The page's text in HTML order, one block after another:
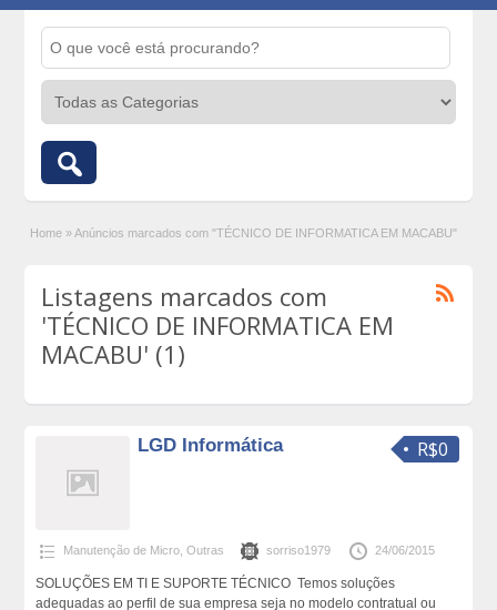
Home » Anúncios marcados com "TÉCNICO DE INFORMATICA EM MACABU"
Listagens marcados com
'TÉCNICO DE INFORMATICA EM
MACABU' (1)
R$0
LGD Informática
Manutenção de Micro, Outras sorriso1979 24/06/2015
SOLUÇÕES EM TI E SUPORTE TÉCNICO ​ Temos soluções
adequadas ao perfil de sua empresa seja no modelo contratual ou